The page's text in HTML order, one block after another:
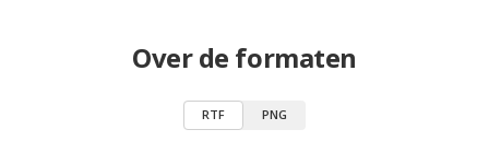
Over de formaten
RTF PNG